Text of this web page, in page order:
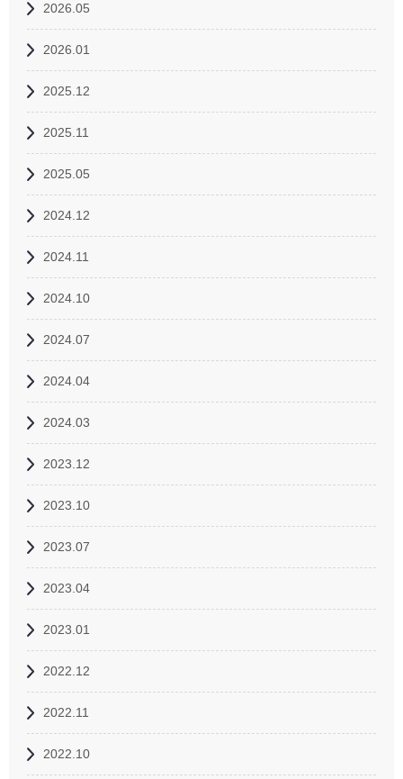
2026.05
2026.01
2025.12
2025.11
2025.05
2024.12
2024.11
2024.10
2024.07
2024.04
2024.03
2023.12
2023.10
2023.07
2023.04
2023.01
2022.12
2022.11
2022.10